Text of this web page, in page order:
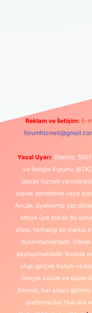
Reklam ve İletişim: E-
Yasal Uyarı: Sitemiz,
ve İletişim Kurumu (BTK)
olarak hizmet
olarak denetleme veya
Ancak, üyelerimiz
siteye üye olarak bu
sitesi, herhangi bir marka,
bulunmamaktadır. Sitede
paylaşılmaktadır. Burada
olup, gerçek kurum ve
Gerçek kurum ve kişiler
Sitemiz, kar amacı
platformudur. Hukuka